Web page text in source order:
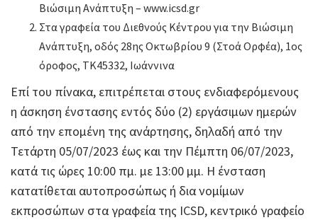
Βιώσιμη Ανάπτυξη – www.icsd.gr
Στα γραφεία του Διεθνούς Κέντρου για την Βιώσιμη
Ανάπτυξη, οδός 28ης Οκτωβρίου 9 (Στοά Ορφέα), 1ος
όροφος, ΤΚ45332, Ιωάννινα
Επί του πίνακα, επιτρέπεται στους ενδιαφερόμενους
η άσκηση ένστασης εντός δύο (2) εργάσιμων ημερών
από την επομένη της ανάρτησης, δηλαδή από την
Τετάρτη 05/07/2023 έως και την Πέμπτη 06/07/2023,
κατά τις ώρες 10:00 πμ. με 13:00 μμ. Η ένσταση
κατατίθεται αυτοπροσώπως ή δια νομίμων
εκπροσώπων στα γραφεία της ICSD, κεντρικό γραφείο